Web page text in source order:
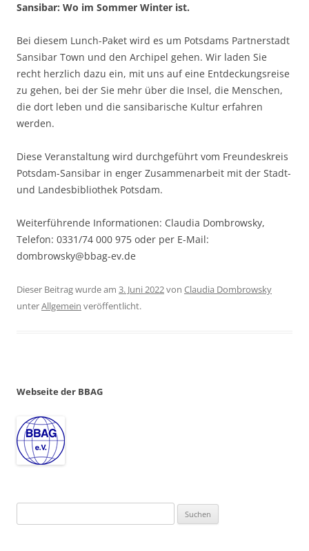
Sansibar: Wo im Sommer Winter ist.
Bei diesem Lunch-Paket wird es um Potsdams Partnerstadt
Sansibar Town und den Archipel gehen. Wir laden Sie
recht herzlich dazu ein, mit uns auf eine Entdeckungsreise
zu gehen, bei der Sie mehr über die Insel, die Menschen,
die dort leben und die sansibarische Kultur erfahren
werden.
Diese Veranstaltung wird durchgeführt vom Freundeskreis
Potsdam-Sansibar in enger Zusammenarbeit mit der Stadt-
und Landesbibliothek Potsdam.
Weiterführende Informationen: Claudia Dombrowsky,
Telefon: 0331/74 000 975 oder per E-Mail:
dombrowsky@bbag-ev.de
Dieser Beitrag wurde am 3. Juni 2022von Claudia Dombrowsky
unterAllgemein veröffentlicht.
Webseite der BBAG
nach: